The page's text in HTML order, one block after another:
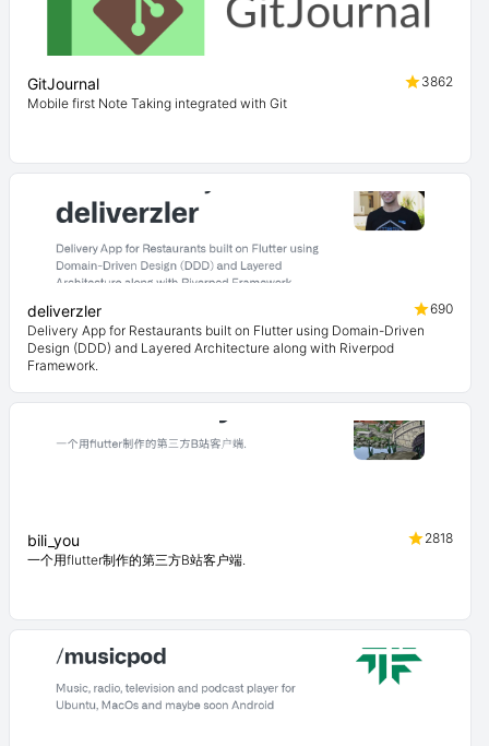
GitJournal
3862
Mobile first Note Taking integrated with Git
deliverzler
690
Delivery App for Restaurants built on Flutter using Domain-Driven
Design (DDD) and Layered Architecture along with Riverpod
Framework.
bili_you
2818
一个用flutter制作的第三方B站客户端.